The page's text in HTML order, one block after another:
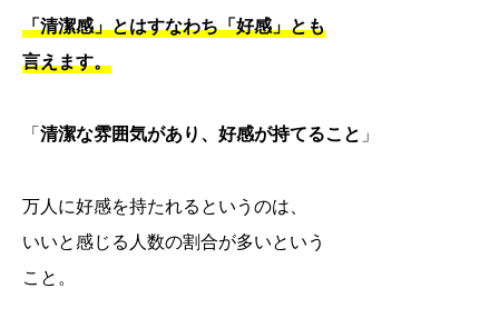
「清潔感」とはすなわち「好感」とも
言えます。
「清潔な雰囲気があり、好感が持てること 」
万人に好感を持たれるというのは、
いいと感じる人数の割合が多いという
こと。